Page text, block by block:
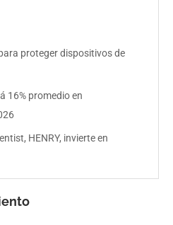
proteger dispositivos de
16% promedio en
HENRY, invierte en